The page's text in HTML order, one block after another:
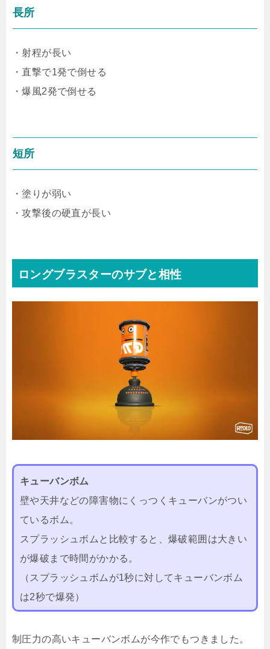
長所
・射程が長い
・直撃で1発で倒せる
・爆風2発で倒せる
短所
・塗りが弱い
・攻撃後の硬直が長い
ロングブラスターのサブと相性
キューバンボム
壁や天井などの障害物にくっつくキューバンがつい
ているボム。
スプラッシュボムと比較すると、爆破範囲は大きい
が爆破まで時間がかかる。
（スプラッシュボムが1秒に対してキューバンボム
は2秒で爆発）
制圧力の高いキューバンボムが今作でもつきました。